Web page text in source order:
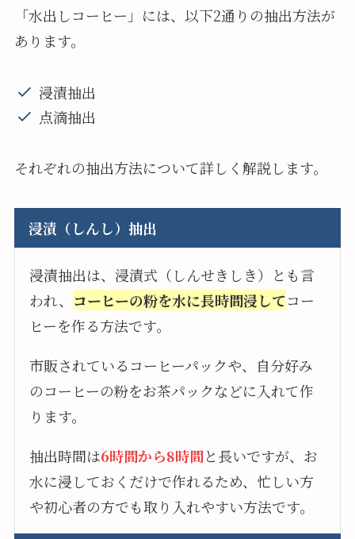
「水出しコーヒー」には、以下2通りの抽出方法が
あります。
浸漬抽出
点滴抽出
それぞれの抽出方法について詳しく解説します。
浸漬（しんし）抽出
浸漬抽出は、浸漬式（しんせきしき）とも言
われ、 コーヒーの粉を水に長時間浸してコー
ヒーを作る方法です。
市販されているコーヒーパックや、自分好み
のコーヒーの粉をお茶パックなどに入れて作
ります。
抽出時間は6時間から8時間と長いですが、お
水に浸しておくだけで作れるため、忙しい方
や初心者の方でも取り入れやすい方法です。